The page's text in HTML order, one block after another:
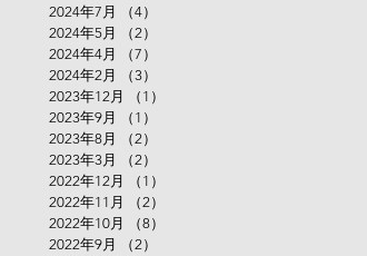
2024年7月
（4）
2024年5月
（2）
2024年4月
（7）
2024年2月
（3）
2023年12月
（1）
2023年9月
（1）
2023年8月
（2）
2023年3月
（2）
2022年12月
（1）
2022年11月
（2）
2022年10月
（8）
2022年9月
（2）